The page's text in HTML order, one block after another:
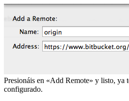
Presionáis en «Add Remote» y listo, ya
configurado.